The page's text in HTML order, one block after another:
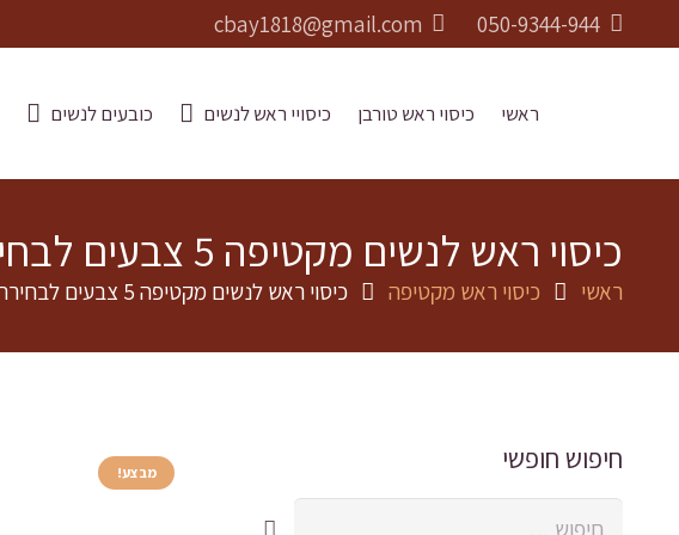
050-9344-944
cbay1818@gmail.com
ראשי כיסוי ראש טורבן כיסויי ראש לנשים כובעים לנשים
כיסוי ראש לנשים מקטיפה 5 צבעים לבחירה, עם סרט קשירה מאחור
ראשי כיסוי ראש מקטיפה כיסוי ראש לנשים מקטיפה 5 צבעים לבחירה, עם סרט קשירה מאחור
מבצע! חיפוש חופשי